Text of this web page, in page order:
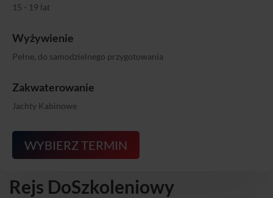
15 - 19 lat
Wyżywienie
Pełne, do samodzielnego przygotowania
Zakwaterowanie
Jachty Kabinowe
WYBIERZ TERMIN
Rejs DoSzkoleniowy